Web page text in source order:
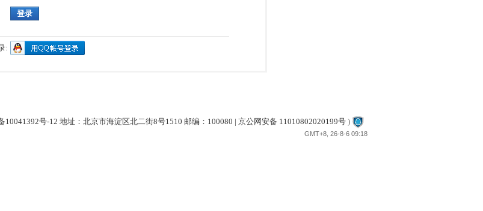
登录
:
10041392号-12 地址：北京市海淀区北二街8号1510 邮编：100080 | 京公网安备 11010802020199号 )
GMT+8, 26-8-6 09:18